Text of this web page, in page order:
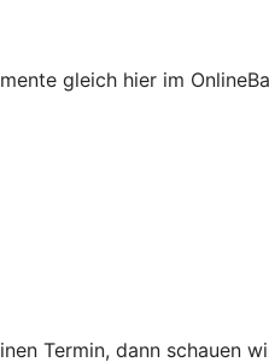
gleich hier im
Termin, dann schauen